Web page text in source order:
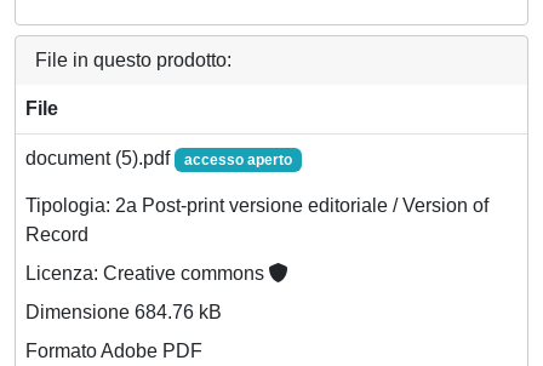
File in questo prodotto:
File
document (5).pdf accesso aperto
Tipologia: 2a Post-print versione editoriale / Version of
Record
Licenza: Creative commons
Dimensione 684.76 kB
Formato Adobe PDF